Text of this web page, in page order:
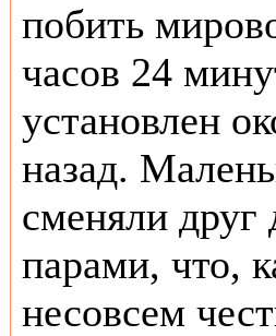
побить
часов 24
установлен
назад.
сменяли друг
парами, что,
несовсем